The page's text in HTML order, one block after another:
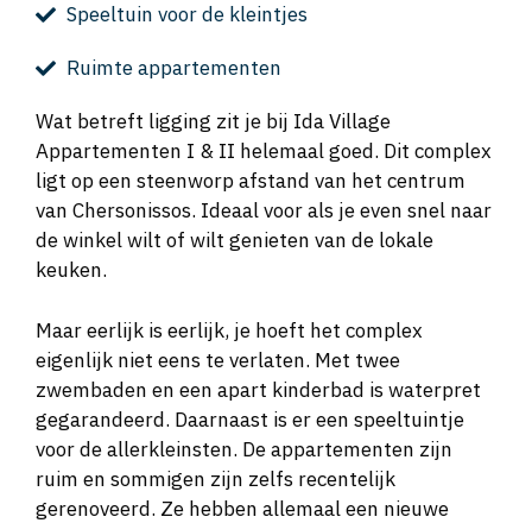
Speeltuin voor de kleintjes
Ruimte appartementen
Wat betreft ligging zit je bij Ida Village
Appartementen I & II helemaal goed. Dit complex
ligt op een steenworp afstand van het centrum
van Chersonissos. Ideaal voor als je even snel naar
de winkel wilt of wilt genieten van de lokale
keuken.
Maar eerlijk is eerlijk, je hoeft het complex
eigenlijk niet eens te verlaten. Met twee
zwembaden en een apart kinderbad is waterpret
gegarandeerd. Daarnaast is er een speeltuintje
voor de allerkleinsten. De appartementen zijn
ruim en sommigen zijn zelfs recentelijk
gerenoveerd. Ze hebben allemaal een nieuwe